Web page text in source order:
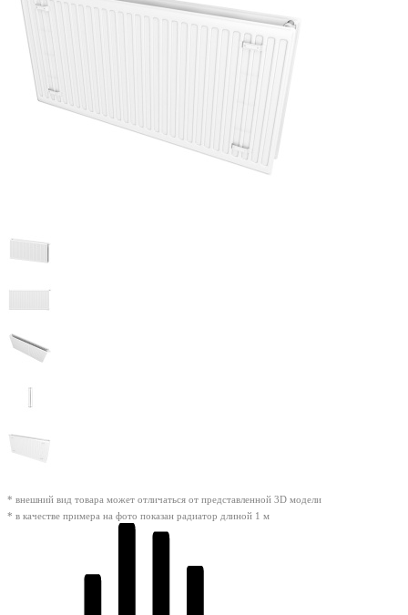
* внешний вид товара может отличаться от представленной 3D модели
* в качестве примера на фото показан радиатор длиной 1 м